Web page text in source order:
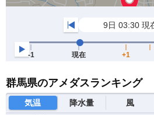
群馬県のアメダスランキング
気温 降水量 風